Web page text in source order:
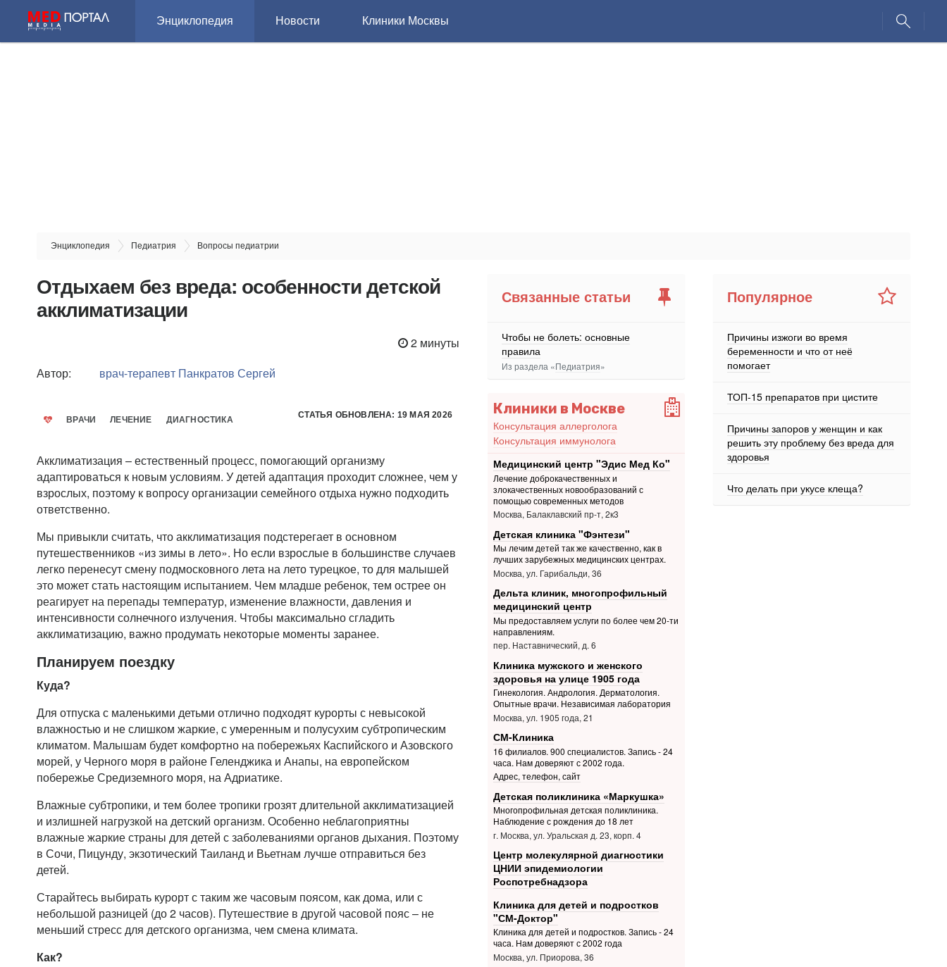
Энциклопедия Новости Клиники Москвы
Энциклопедия Педиатрия Вопросы педиатрии
Отдыхаем без вреда: особенности детской
акклиматизации
2 минуты
Автор:
врач-терапевт Панкратов Сергей
ВРАЧИ ЛЕЧЕНИЕ ДИАГНОСТИКА СТАТЬЯ ОБНОВЛЕНА: 19 МАЯ 2026
Акклиматизация – естественный процесс, помогающий организму
адаптироваться к новым условиям. У детей адаптация проходит сложнее, чем у
взрослых, поэтому к вопросу организации семейного отдыха нужно подходить
ответственно.
Мы привыкли считать, что акклиматизация подстерегает в основном
путешественников «из зимы в лето». Но если взрослые в большинстве случаев
легко перенесут смену подмосковного лета на лето турецкое, то для малышей
это может стать настоящим испытанием. Чем младше ребенок, тем острее он
реагирует на перепады температур, изменение влажности, давления и
интенсивности солнечного излучения. Чтобы максимально сгладить
акклиматизацию, важно продумать некоторые моменты заранее.
Планируем поездку
Куда?
Для отпуска с маленькими детьми отлично подходят курорты с невысокой
влажностью и не слишком жаркие, с умеренным и полусухим субтропическим
климатом. Малышам будет комфортно на побережьях Каспийского и Азовского
морей, у Черного моря в районе Геленджика и Анапы, на европейском
побережье Средиземного моря, на Адриатике.
Влажные субтропики, и тем более тропики грозят длительной акклиматизацией
и излишней нагрузкой на детский организм. Особенно неблагоприятны
влажные жаркие страны для детей с заболеваниями органов дыхания. Поэтому
в Сочи, Пицунду, экзотический Таиланд и Вьетнам лучше отправиться без
детей.
Старайтесь выбирать курорт с таким же часовым поясом, как дома, или с
небольшой разницей (до 2 часов). Путешествие в другой часовой пояс – не
меньший стресс для детского организма, чем смена климата.
Как?
Связанные статьи
Чтобы не болеть: основные
правила
Из раздела «Педиатрия»
Клиники в Москве
Консультация аллерголога
Консультация иммунолога
Медицинский центр "Эдис Мед Ко"
Лечение доброкачественных и
злокачественных новообразований с
помощью современных методов
Москва, Балаклавский пр-т, 2к3
Детская клиника "Фэнтези"
Мы лечим детей так же качественно, как в
лучших зарубежных медицинских центрах.
Москва, ул. Гарибальди, 36
Дельта клиник, многопрофильный
медицинский центр
Мы предоставляем услуги по более чем 20-ти
направлениям.
пер. Наставнический, д. 6
Клиника мужского и женского
здоровья на улице 1905 года
Гинекология. Андрология. Дерматология.
Опытные врачи. Независимая лаборатория
Москва, ул. 1905 года, 21
СМ-Клиника
16 филиалов. 900 специалистов. Запись - 24
часа. Нам доверяют с 2002 года.
Адрес, телефон, сайт
Детская поликлиника «Маркушка»
Многопрофильная детская поликлиника.
Наблюдение с рождения до 18 лет
г. Москва, ул. Уральская д. 23, корп. 4
Центр молекулярной диагностики
ЦНИИ эпидемиологии
Роспотребнадзора
Клиника для детей и подростков
"СМ-Доктор"
Клиника для детей и подростков. Запись - 24
часа. Нам доверяют с 2002 года
Москва, ул. Приорова, 36
Популярное
Причины изжоги во время
беременности и что от неё
помогает
ТОП-15 препаратов при цистите
Причины запоров у женщин и как
решить эту проблему без вреда для
здоровья
Что делать при укусе клеща?